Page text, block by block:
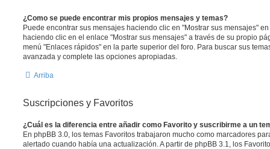
¿Como se puede encontrar mis propios mensajes y temas?
Puede encontrar sus mensajes haciendo clic en "Mostrar sus mensajes"
haciendo clic en el enlace "Mostrar sus mensajes" a través de su propio
menú "Enlaces rápidos" en la parte superior del foro. Para buscar sus
avanzada y complete las opciones apropiadas.
Arriba
Suscripciones y Favoritos
¿Cuál es la diferencia entre añadir como Favorito y suscribirme a un
En phpBB 3.0, los temas Favoritos trabajaron mucho como marcadores
alertado cuando había una actualización. A partir de phpBB 3.1, los